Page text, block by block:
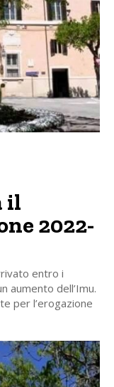
il
2022-
entro i
aumento dell’Imu.
per l’erogazione